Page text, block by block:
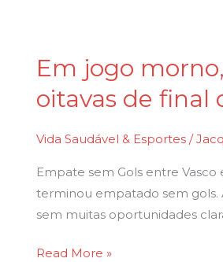
Em jogo
oitavas de final
Vida Saudável & Esportes /
Empate sem Gols entre
terminou empatado sem gols.
sem muitas oportunidades
Em
morno,
e
Fluminense
ficam
no
pelas
Read More »